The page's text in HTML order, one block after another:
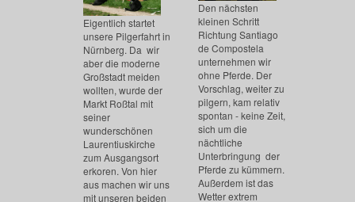
Eigentlich startet
unsere Pilgerfahrt in
Nürnberg. Da wir
aber die moderne
Großstadt meiden
wollten, wurde der
Markt Roßtal mit
seiner
wunderschönen
Laurentiuskirche
zum Ausgangsort
erkoren. Von hier
aus machen wir uns
mit unseren beiden
Den nächsten
kleinen Schritt
Richtung Santiago
de Compostela
unternehmen wir
ohne Pferde. Der
Vorschlag, weiter zu
pilgern, kam relativ
spontan - keine Zeit,
sich um die
nächtliche
Unterbringung der
Pferde zu kümmern.
Außerdem ist das
Wetter extrem